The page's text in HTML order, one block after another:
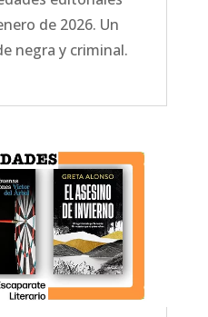
de 2026. Un
negra y criminal.